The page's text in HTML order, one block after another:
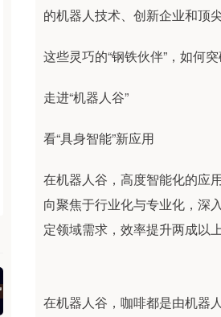
的机器人技术、创新企业和顶
这些灵巧的“钢铁伙伴”，如何
走进“机器人谷”
看“具身智能”新应用
在机器人谷，高度智能化的应
向聚焦于行业化与专业化，深
定领域需求，效率提升两成以上
在机器人谷，咖啡都是由机器